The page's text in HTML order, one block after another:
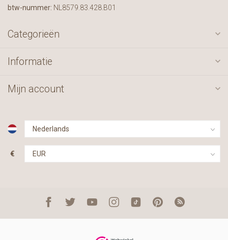
btw-nummer: NL8579.83.428.B01
Categorieën
Informatie
Mijn account
€